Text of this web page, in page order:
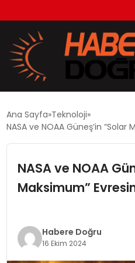
SİYASET
TEKNOLOJİ
Ana Sayfa Teknoloji
NASA ve NOAA Güneş’in “Solar
NASA ve NOAA
Maksimum”
Habere Doğru
16 Ekim 2024